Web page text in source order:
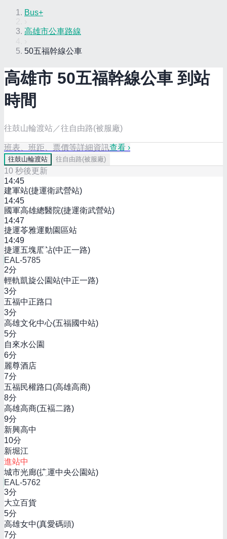
Bus+
高雄市公車路線
50五福幹線公車
高雄市 50五福幹線公車 到站
時間
往鼓山輪渡站／往自由路(被服廠)
班表、班距、票價等詳細資訊查看 ›
往鼓山輪渡站 往 自由路(被服廠)
10 秒後更新
14:45
建軍站(捷運衛武營站)
14:45
國軍高雄總醫院(捷運衛武營站)
14:47
捷運苓雅運動園區站
14:49
捷運五塊厝站(中正一路)
EAL-5785
2分
輕軌凱旋公園站(中正一路)
3分
五福中正路口
3分
高雄文化中心(五福國中站)
5分
自來水公園
6分
麗尊酒店
7分
五福民權路口(高雄高商)
8分
高雄高商(五褔二路)
9分
新興高中
10分
新堀江
進站中
城市光廊(捷運中央公園站)
EAL-5762
3分
大立百貨
5分
高雄女中(真愛碼頭)
7分